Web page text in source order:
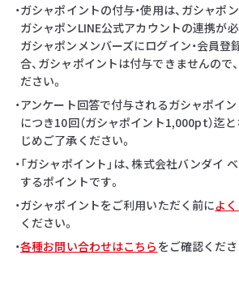
・ガシャポイントの付与・使用は、ガシャポ
ガシャポンLINE公式アカウントの連携が必
ガシャポンメンバーズにログイン・会員登
合、ガシャポイントは付与できませんので
ださい。
・アンケート回答で付与されるガシャポイ
につき10回（ガシャポイント1,000pt）迄
じめご了承ください。
・「ガシャポイント」は、株式会社バンダイ
するポイントです。
・ガシャポイントをご利用いただく前によ
ください。
・各種お問い合わせはこちら をご確認くださ